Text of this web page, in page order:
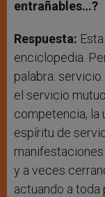
entrañables…?
Respuesta:
enciclopedia.
palabra:
el servicio
competencia, la
espíritu de
y a veces
actuando a